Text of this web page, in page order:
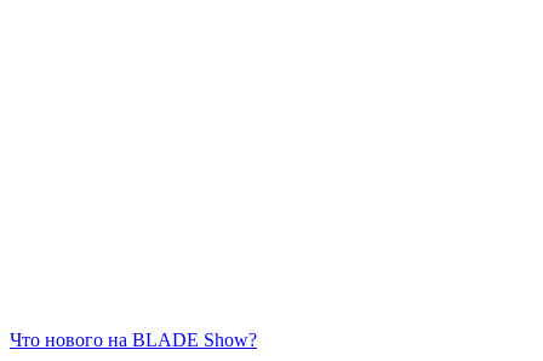
Что нового на BLADE Show?